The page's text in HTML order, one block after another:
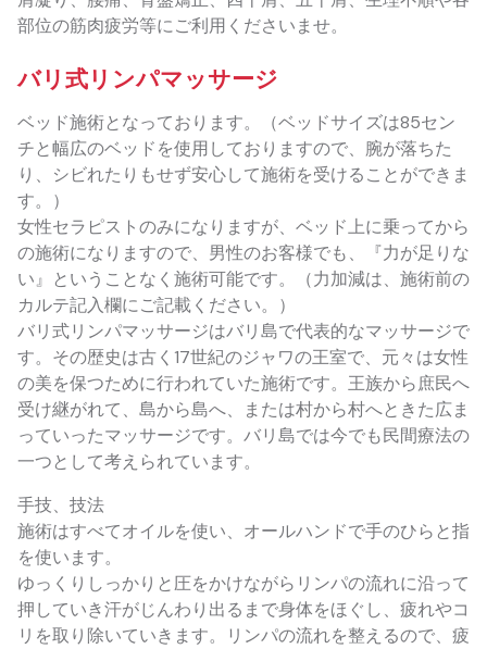
部位の筋肉疲労等にご利用くださいませ。
バリ式リンパマッサージ
ベッド施術となっております。（ベッドサイズは85セン
チと幅広のベッドを使用しておりますので、腕が落ちた
り、シビれたりもせず安心して施術を受けることができま
す。）
女性セラピストのみになりますが、ベッド上に乗ってから
の施術になりますので、男性のお客様でも、『力が足りな
い』ということなく施術可能です。（力加減は、施術前の
カルテ記入欄にご記載ください。）
バリ式リンパマッサージはバリ島で代表的なマッサージで
す。その歴史は古く17世紀のジャワの王室で、元々は女性
の美を保つために行われていた施術です。王族から庶民へ
受け継がれて、島から島へ、または村から村へときた広ま
っていったマッサージです。バリ島では今でも民間療法の
一つとして考えられています。
手技、技法
施術はすべてオイルを使い、オールハンドで手のひらと指
を使います。
ゆっくりしっかりと圧をかけながらリンパの流れに沿って
押していき汗がじんわり出るまで身体をほぐし、疲れやコ
リを取り除いていきます。リンパの流れを整えるので、疲